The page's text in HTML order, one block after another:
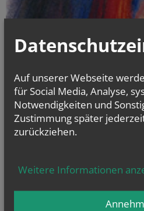
Gottesdienstordnung für die
Auf unserer Webseite
für Social Media, Analyse,
Notwendigkeiten und
Zustimmung später
zurückziehen.
Weitere Informationen